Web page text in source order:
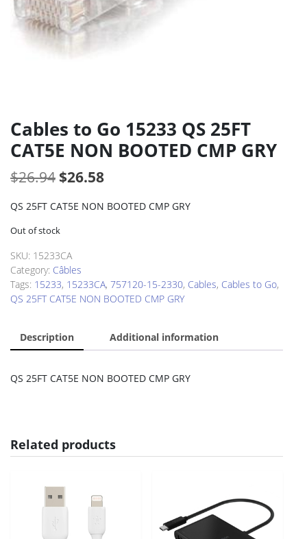
Cables to Go 15233 QS 25FT
CAT5E NON BOOTED CMP GRY
$26.94 Original
$26.94.
$26.58Current
QS 25FT CAT5E NON BOOTED CMP GRY
Out of stock
SKU: 15233CA
Category: Câbles
Tags: 15233, 15233CA, 757120-15-2330, Cables, Cables to Go,
QS 25FT CAT5E NON BOOTED CMP GRY
Description Additional information
QS 25FT CAT5E NON BOOTED CMP GRY
Related products